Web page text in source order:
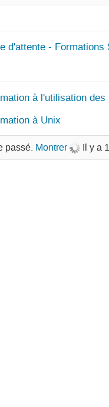
d'attente -
à l'utilisation
à Unix
passé. Montrer Il y a